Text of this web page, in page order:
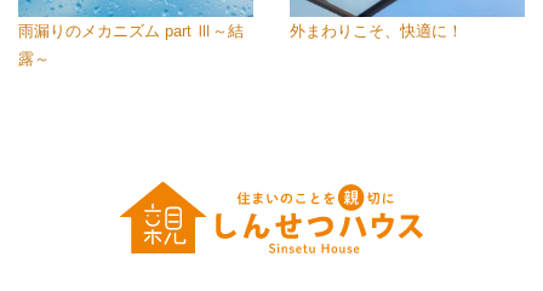
雨漏りのメカニズム part Ⅲ～結
露～
外まわりこそ、快適に！